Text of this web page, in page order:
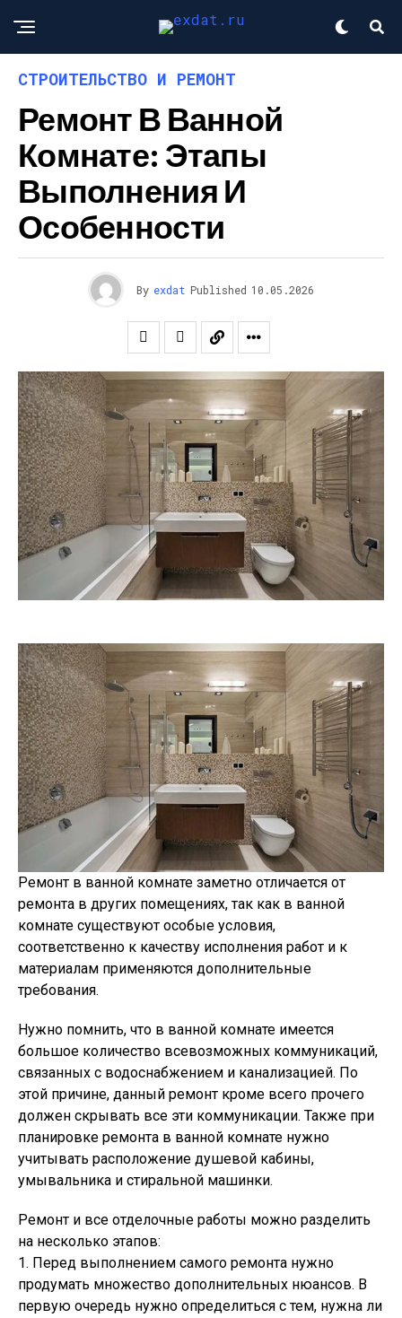
СТРОИТЕЛЬСТВО И РЕМОНТ
Ремонт В Ванной
Комнате: Этапы
Выполнения И
Особенности
By exdat Published 10.05.2026
Ремонт в ванной комнате заметно отличается от
ремонта в других помещениях, так как в ванной
комнате существуют особые условия,
соответственно к качеству исполнения работ и к
материалам применяются дополнительные
требования.
Нужно помнить, что в ванной комнате имеется
большое количество всевозможных коммуникаций,
связанных с водоснабжением и канализацией. По
этой причине, данный ремонт кроме всего прочего
должен скрывать все эти коммуникации. Также при
планировке ремонта в ванной комнате нужно
учитывать расположение душевой кабины,
умывальника и стиральной машинки.
Ремонт и все отделочные работы можно разделить
на несколько этапов:
1. Перед выполнением самого ремонта нужно
продумать множество дополнительных нюансов. В
первую очередь нужно определиться с тем, нужна ли